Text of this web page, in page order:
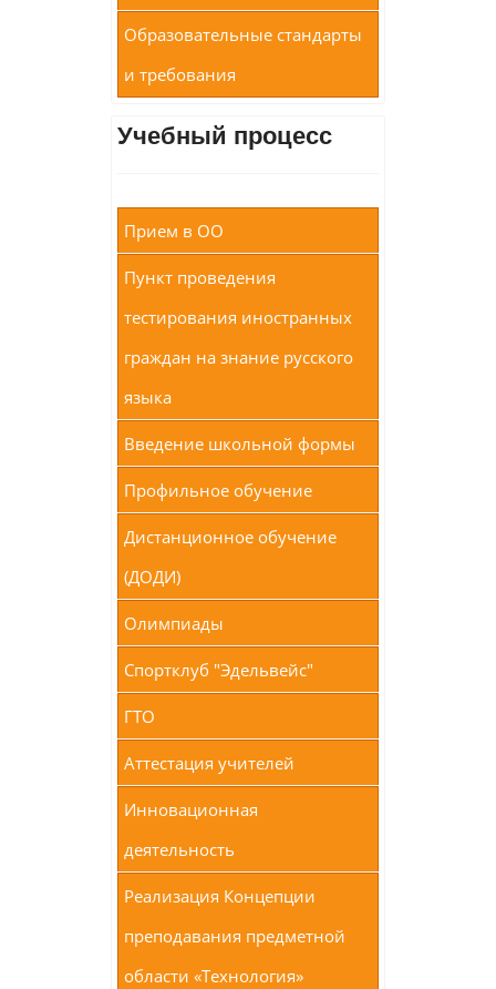
Образовательные стандарты
и требования
Учебный процесс
Прием в ОО
Пункт проведения
тестирования иностранных
граждан на знание русского
языка
Введение школьной формы
Профильное обучение
Дистанционное обучение
(ДОДИ)
Олимпиады
Спортклуб "Эдельвейс"
ГТО
Аттестация учителей
Инновационная
деятельность
Реализация Концепции
преподавания предметной
области «Технология»